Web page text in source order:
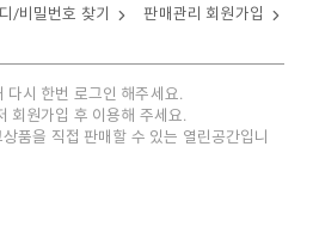
/비밀번호 찾기 판매관리 회원가입
다시 한번 로그인 해주세요.
회원가입 후 이용해 주세요.
품을 직접 판매할 수 있는 열린공간입니